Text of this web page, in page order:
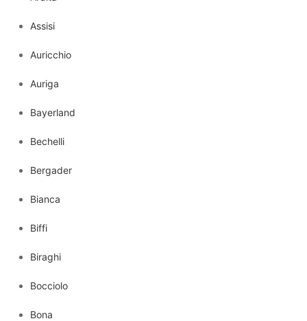
Assisi
Auricchio
Auriga
Bayerland
Bechelli
Bergader
Bianca
Biffi
Biraghi
Bocciolo
Bona